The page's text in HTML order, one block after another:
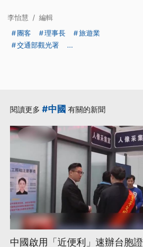
李怡慧 / 編輯
團客
理事長
旅遊業
交通部觀光署
...
閱讀更多 #中國 有關的新聞
中國啟用「近便利」速辦台胞